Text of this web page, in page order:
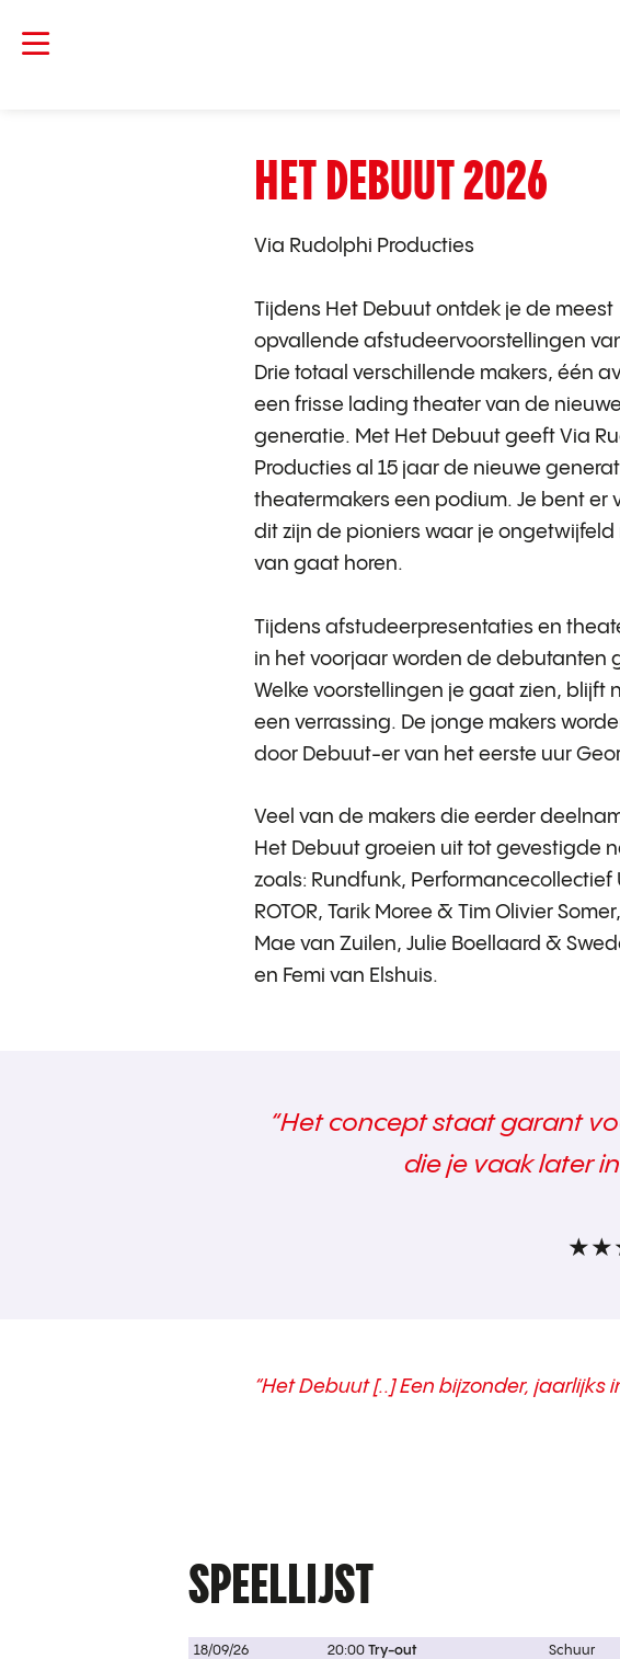
HET DEBUUT 2026
Via Rudolphi Producties
Tijdens Het Debuut ontdek je de meest
opvallende afstudeervoorstellingen
Drie totaal verschillende makers, één
een frisse lading theater van de nieuwe
generatie. Met Het Debuut geeft Via
Producties al 15 jaar de nieuwe
theatermakers een podium. Je bent er
dit zijn de pioniers waar je ongetwijfeld
van gaat horen.
Tijdens afstudeerpresentaties en
in het voorjaar worden de debutanten
Welke voorstellingen je gaat zien, blijft
een verrassing. De jonge makers
door Debuut-er van het eerste uur
Veel van de makers die eerder
Het Debuut groeien uit tot gevestigde
zoals: Rundfunk, Performancecollectief
ROTOR, Tarik Moree & Tim Olivier
Mae van Zuilen, Julie Boellaard &
en Femi van Elshuis.
“Het concept staat garant
die je vaak later
“Het Debuut [..] Een bijzonder,
SPEELLIJST
18/09/26 20:00 Try-out Schuur